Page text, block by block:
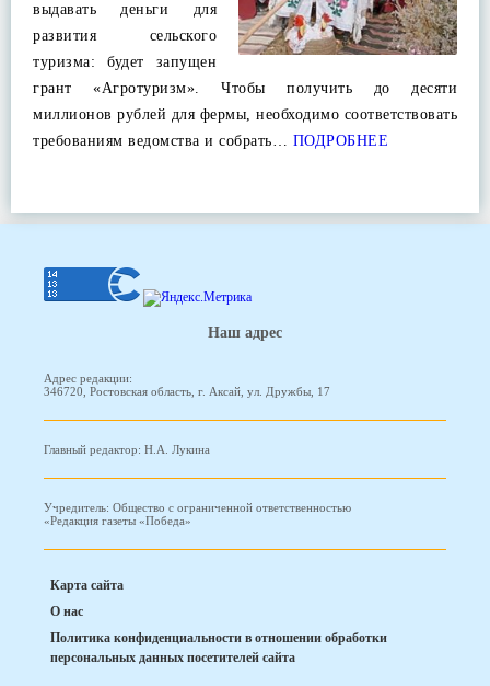
выдавать деньги для
развития сельского
туризма: будет запущен
грант «Агротуризм». Чтобы получить до десяти
миллионов рублей для фермы, необходимо соответствовать
требованиям ведомства и собрать… ПОДРОБНЕЕ
Наш адрес
Адрес редакции:
346720, Ростовская область, г. Аксай, ул. Дружбы, 17
Главный редактор: Н.А. Лукина
Учредитель: Общество с ограниченной ответственностью
«Редакция газеты «Победа»
Карта сайта
О нас
Политика конфиденциальности в отношении обработки
персональных данных посетителей сайта